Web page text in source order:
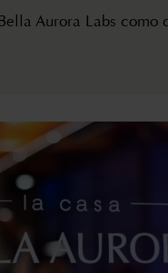
Aurora Labs como